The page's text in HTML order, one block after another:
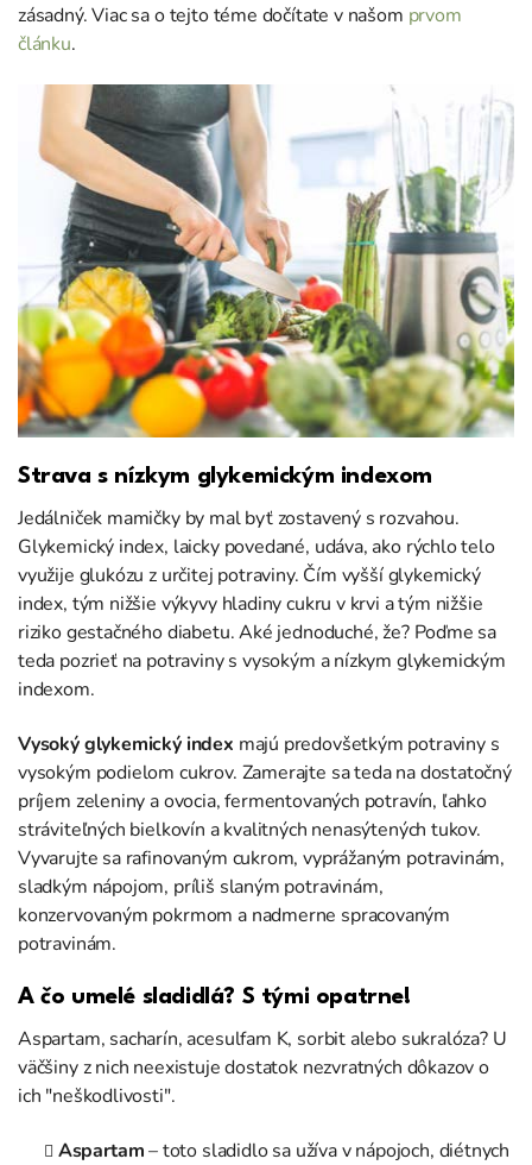
zásadný. Viac sa o tejto téme dočítate v našom prvom
článku.
Strava s nízkym glykemickým indexom
Jedálniček mamičky by mal byť zostavený s rozvahou.
Glykemický index, laicky povedané, udáva, ako rýchlo telo
využije glukózu z určitej potraviny. Čím vyšší glykemický
index, tým nižšie výkyvy hladiny cukru v krvi a tým nižšie
riziko gestačného diabetu. Aké jednoduché, že? Poďme sa
teda pozrieť na potraviny s vysokým a nízkym glykemickým
indexom.
Vysoký glykemický index majú predovšetkým potraviny s
vysokým podielom cukrov. Zamerajte sa teda na dostatočný
príjem zeleniny a ovocia, fermentovaných potravín, ľahko
stráviteľných bielkovín a kvalitných nenasýtených tukov.
Vyvarujte sa rafinovaným cukrom, vyprážaným potravinám,
sladkým nápojom, príliš slaným potravinám,
konzervovaným pokrmom a nadmerne spracovaným
potravinám.
A čo umelé sladidlá? S tými opatrne!
Aspartam, sacharín, acesulfam K, sorbit alebo sukralóza? U
väčšiny z nich neexistuje dostatok nezvratných dôkazov o
ich "neškodlivosti".
Aspartam– toto sladidlo sa užíva v nápojoch, diétnych